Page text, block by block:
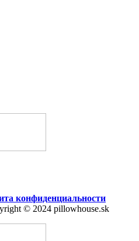
конфиденциальности
© 2024 pillowhouse.sk